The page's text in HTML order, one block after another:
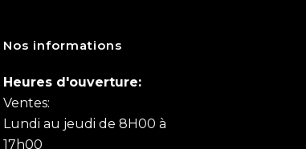
Nos informations
Heures d'ouverture:
Ventes:
Lundi au jeudi de 8H00 à
17h00